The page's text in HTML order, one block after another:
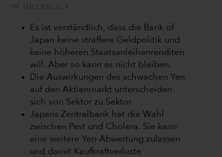
Es ist verständlich, dass die Bank of
Japan keine straffere Geldpolitik und
keine höheren Staatsanleihenrenditen
will. Aber so kann es nicht bleiben.
Die Auswirkungen des schwachen Yen
auf den Aktienmarkt unterscheiden
sich von Sektor zu Sektor.
Japans Zentralbank hat die Wahl
zwischen Pest und Cholera. Sie kann
eine weitere Yen-Abwertung zulassen
und damit Kaufkraftverluste